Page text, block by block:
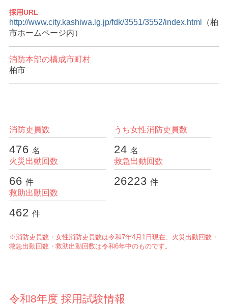
採用URL
http://www.city.kashiwa.lg.jp/fdk/3551/3552/index.html
（柏
市ホームページ内）
消防本部の構成市町村
柏市
消防本部統計データ
消防吏員数
476 名
うち女性消防吏員数
24 名
火災出動回数
66 件
救急出動回数
26223 件
救助出動回数
462 件
※消防吏員数・女性消防吏員数は令和7年4月1日現在、火災出動回数・
救急出動回数・救助出動回数は令和6年中のものです。
令和8年度 採用試験情報